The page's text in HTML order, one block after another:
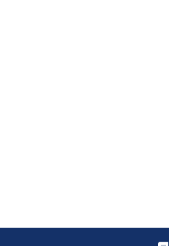
Footer menu